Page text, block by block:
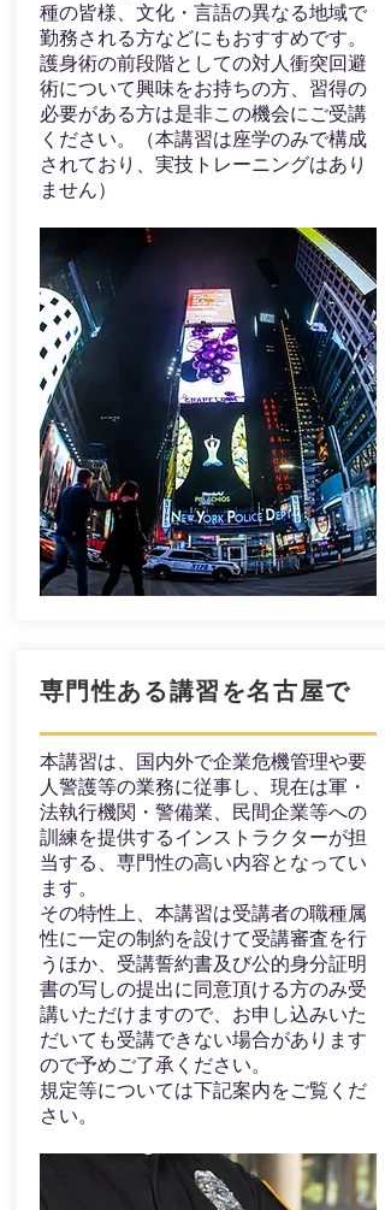
種の皆様、文化・言語の異なる地域で
勤務される方などにもおすすめです。
護身術の前段階としての対人衝突回避
術について興味をお持ちの方、習得の
必要がある方は是非この機会にご受講
ください。（本講習は座学のみで構成
されており、実技トレーニングはあり
ません）
​専門性ある講習を名古屋で
本講習は、国内外で企業危機管理や要
人警護等の業務に従事し、現在は軍・
法執行機関・警備業、民間企業等への
訓練を提供するインストラクターが担
当する、専門性の高い内容となってい
ます。
その特性上、本講習は受講者の職種属
性に一定の制約を設けて受講審査を行
うほか、受講誓約書及び公的身分証明
書の写しの提出に同意頂ける方のみ受
講いただけますので、お申し込みいた
だいても受講できない場合があります
ので予めご了承ください。
規定等については下記案内をご覧くだ
さい。